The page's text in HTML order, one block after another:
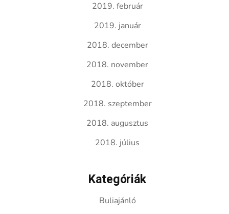
2019. február
2019. január
2018. december
2018. november
2018. október
2018. szeptember
2018. augusztus
2018. július
Kategóriák
Buliajánló